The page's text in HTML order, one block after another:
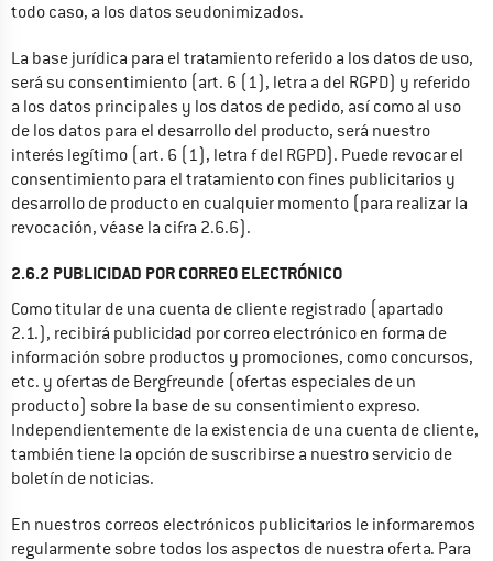
todo caso, a los datos seudonimizados.
La base jurídica para el tratamiento referido a los datos de uso,
será su consentimiento (art. 6 (1), letra a del RGPD) y referido
a los datos principales y los datos de pedido, así como al uso
de los datos para el desarrollo del producto, será nuestro
interés legítimo (art. 6 (1), letra f del RGPD). Puede revocar el
consentimiento para el tratamiento con fines publicitarios y
desarrollo de producto en cualquier momento (para realizar la
revocación, véase la cifra 2.6.6).
2.6.2 PUBLICIDAD POR CORREO ELECTRÓNICO
Como titular de una cuenta de cliente registrado (apartado
2.1.), recibirá publicidad por correo electrónico en forma de
información sobre productos y promociones, como concursos,
etc. y ofertas de Bergfreunde (ofertas especiales de un
producto) sobre la base de su consentimiento expreso.
Independientemente de la existencia de una cuenta de cliente,
también tiene la opción de suscribirse a nuestro servicio de
boletín de noticias.
En nuestros correos electrónicos publicitarios le informaremos
regularmente sobre todos los aspectos de nuestra oferta. Para